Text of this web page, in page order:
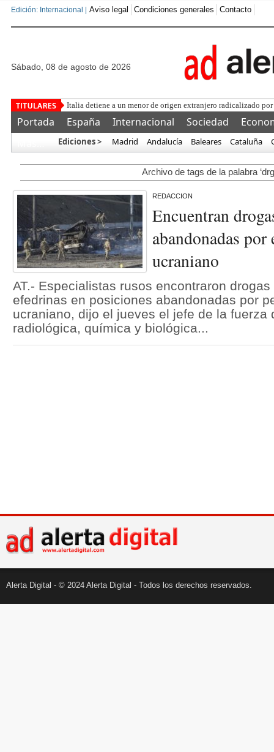
Edición: Internacional | Aviso legal Condiciones generales Contacto
sábado, 08 de agosto de 2026
Italia detiene a un menor de origen extranjero radicalizado
Portada España Internacional Sociedad
Ediciones > Madrid Andalucía Baleares Cataluña
Archivo de tags de la palabra
REDACCION
Encuentran
abandonadas
ucraniano
AT.- Especialistas rusos encontraron
efedrinas en posiciones abandonadas por
ucraniano, dijo el jueves el jefe de la fuerza
radiológica, química y biológica...
Alerta Digital - © 2024 Alerta Digital - Todos los derechos reservados.